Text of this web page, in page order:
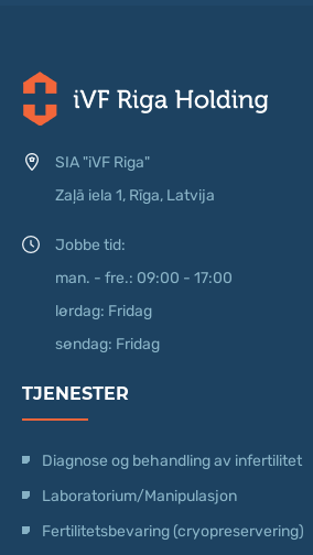
SIA "iVF Riga"
Zaļā iela 1, Rīga, Latvija
Jobbe tid:
man. - fre.: 09:00 - 17:00
lørdag: Fridag
søndag: Fridag
TJENESTER
Diagnose og behandling av infertilitet
Laboratorium/Manipulasjon
Fertilitetsbevaring (cryopreservering)